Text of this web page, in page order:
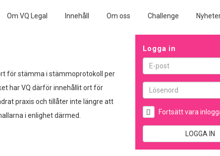
Om VQ Legal Innehåll Om oss Challenge
för stämma i stämmoprotokoll per
har VQ därför innehållit ort för
praxis och tillåter inte längre att
i enlighet därmed.
Logga in
Fortsätt vara
LOGGA IN